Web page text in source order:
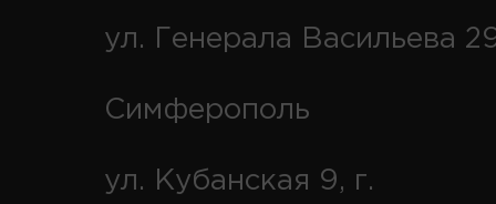
ул. Генерала Васильева
Симферополь
ул. Кубанская 9, г.